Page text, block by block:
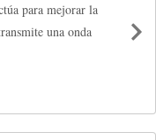
para mejorar la
una onda